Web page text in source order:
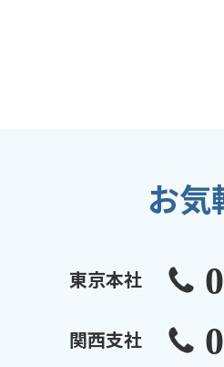
お気
東京本社
関西支社